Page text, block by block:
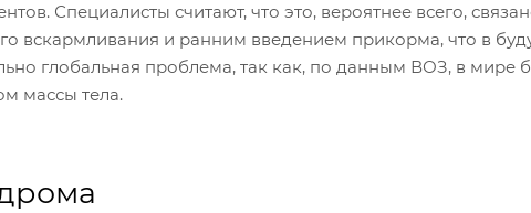
Специалисты считают, что это, вероятнее всего,
вскармливания и ранним введением прикорма, что в
глобальная проблема, так как, по данным ВОЗ, в мире
массы тела.